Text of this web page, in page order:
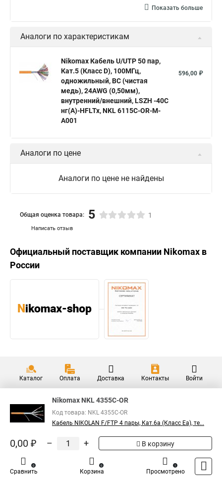
Показать больше
Аналоги по характеристикам
Nikomax Кабель U/UTP 50 пар,
Кат.5 (Класс D), 100МГц,
одножильный, BC (чистая
медь), 24AWG (0,50мм),
внутренний/внешний, LSZH -40C
нг(А)-HFLTx, NKL 6115C-OR-M-
A001
596,00 ₽
Аналоги по цене
Аналоги по цене не найдены
Написать отзыв
Общая оценка товара: 5 1
Официальный поставщик компании Nikomax в
России
Каталог Оплата Доставка Контакты Войти
Nikomax NKL 4355C-OR
Код товара: NKL 4355C-OR
Кабель NIKOLAN F/FTP 4 пары, Кат.6a (Класс Eа), те...
0,00 ₽ – + В корзину
Сравнить
0
Корзина
0
Просмотрено
1